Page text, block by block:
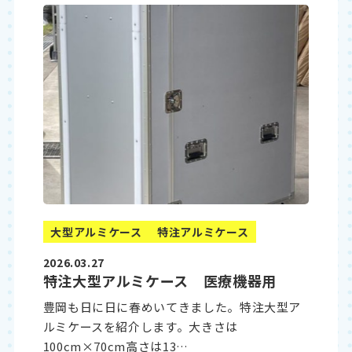
大型アルミケース
特注アルミケース
2026.03.27
特注大型アルミケース 医療機器用
豊岡も日に日に春めいてきました。特注大型ア
ルミケースを紹介します。大きさは
100cm×70cm高さは13…